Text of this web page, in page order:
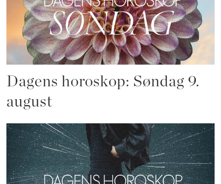
Dagens horoskop: Søndag 9.
august